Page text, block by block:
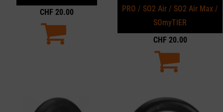
CHF 20.00
PRO / SO2 Air / SO2 Air Max /
SOmyTIER
CHF 20.00